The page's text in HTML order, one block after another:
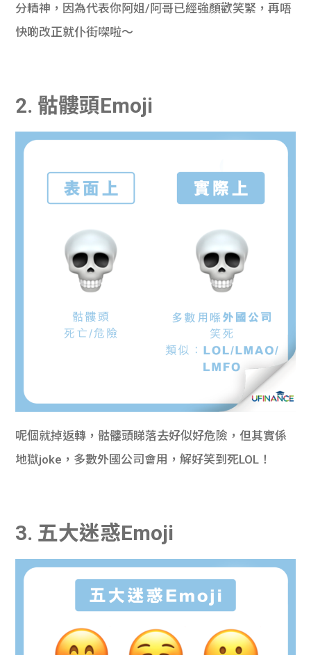
分精神，因為代表你阿姐/阿哥已經強顏歡笑緊，再唔
快啲改正就仆街㗎啦～
2. 骷髏頭Emoji
呢個就掉返轉，骷髏頭睇落去好似好危險，但其實係
地獄joke，多數外國公司會用，解好笑到死LOL！
3. 五大迷惑Emoji